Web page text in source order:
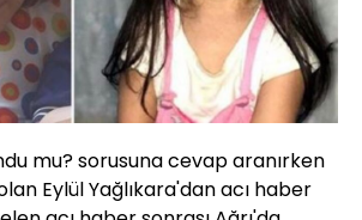
mu? sorusuna cevap aranırken
Eylül Yağlıkara'dan acı haber